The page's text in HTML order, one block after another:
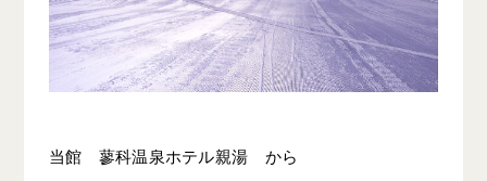
当館 蓼科温泉ホテル親湯 から